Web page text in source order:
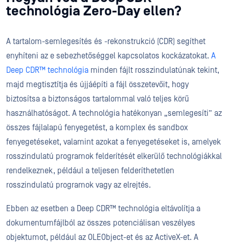
technológia Zero-Day ellen?
A tartalom-semlegesítés és -rekonstrukció (CDR) segíthet
enyhíteni az e sebezhetőséggel kapcsolatos kockázatokat. A
Deep CDR™ technológia minden fájlt rosszindulatúnak tekint,
majd megtisztítja és újjáépíti a fájl összetevőit, hogy
biztosítsa a biztonságos tartalommal való teljes körű
használhatóságot. A technológia hatékonyan „semlegesíti” az
összes fájlalapú fenyegetést, a komplex és sandbox
fenyegetéseket, valamint azokat a fenyegetéseket is, amelyek
rosszindulatú programok felderítését elkerülő technológiákkal
rendelkeznek, például a teljesen felderíthetetlen
rosszindulatú programok vagy az elrejtés.
Ebben az esetben a Deep CDR™ technológia eltávolítja a
dokumentumfájlból az összes potenciálisan veszélyes
objektumot, például az OLEObject-et és az ActiveX-et. A